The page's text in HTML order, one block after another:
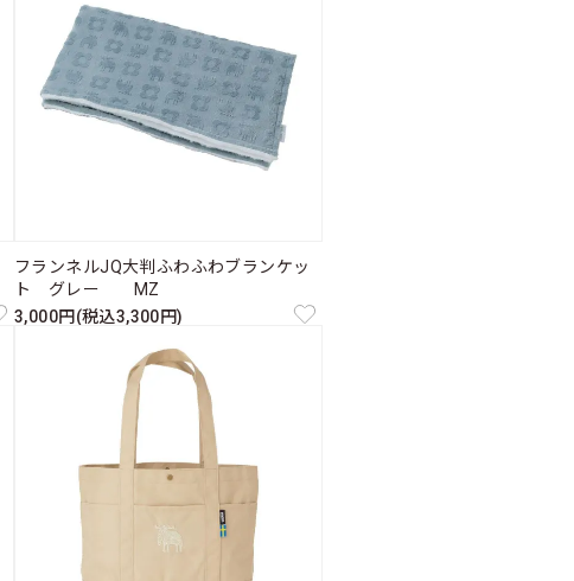
フランネルJQ大判ふわふわブランケッ
ト グレー MZ
3,000円(税込3,300円)